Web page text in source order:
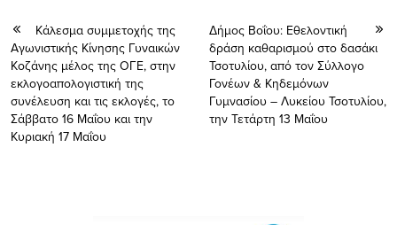
Κάλεσμα συμμετοχής της
Αγωνιστικής Κίνησης Γυναικών
Κοζάνης μέλος της ΟΓΕ, στην
εκλογοαπολογιστική της
συνέλευση και τις εκλογές, το
Σάββατο 16 Μαΐου και την
Κυριακή 17 Μαΐου
Δήμος Βοΐου: Εθελοντική
δράση καθαρισμού στο δασάκι
Τσοτυλίου, από τον Σύλλογο
Γονέων & Κηδεμόνων
Γυμνασίου – Λυκείου Τσοτυλίου,
την Τετάρτη 13 Μαΐου